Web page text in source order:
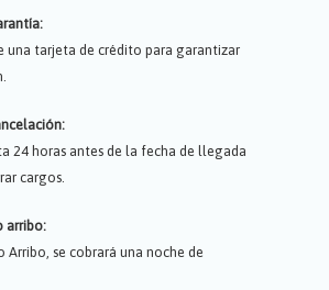
una tarjeta de crédito para garantizar
24 horas antes de la fecha de llegada
cargos.
arribo:
Arribo, se cobrará una noche de